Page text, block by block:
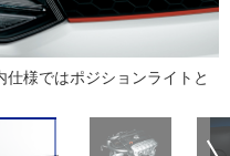
様ではポジションライトと